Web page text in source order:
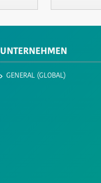
UNTERNEHMEN
GENERAL (GLOBAL)